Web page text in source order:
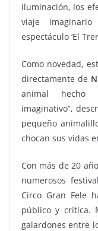
iluminación, los
viaje
espectáculo ‘El
Como novedad,
directamente de
animal hecho
imaginativo”,
pequeño
chocan sus vidas
Con más de 20
numerosos
Circo Gran Fele
público y crítica.
galardones entre